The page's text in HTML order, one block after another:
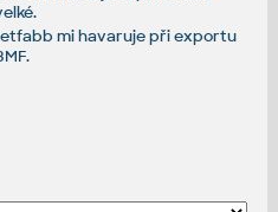
mi havaruje při exportu